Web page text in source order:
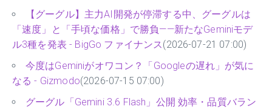
【グーグル】主力AI開発が停滞する中、グーグルは
「速度」と「手頃な価格」で勝負——新たなGeminiモデ
ル3種を発表 - BigGo ファイナンス(2026-07-21 07:00)
今度はGeminiがオワコン？「Googleの遅れ」が気に
なる - Gizmodo(2026-07-15 07:00)
グーグル「Gemini 3.6 Flash」公開 効率・品質バラン